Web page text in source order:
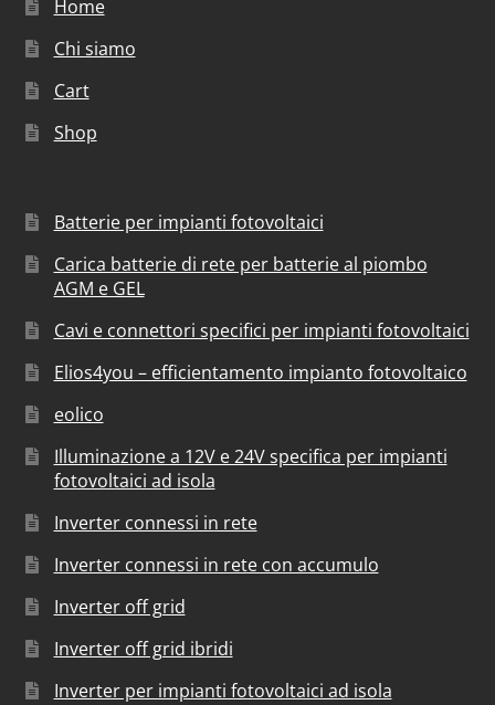
Home
Chi siamo
Cart
Shop
Batterie per impianti fotovoltaici
Carica batterie di rete per batterie al piombo
AGM e GEL
Cavi e connettori specifici per impianti fotovoltaici
Elios4you – efficientamento impianto fotovoltaico
eolico
Illuminazione a 12V e 24V specifica per impianti
fotovoltaici ad isola
Inverter connessi in rete
Inverter connessi in rete con accumulo
Inverter off grid
Inverter off grid ibridi
Inverter per impianti fotovoltaici ad isola